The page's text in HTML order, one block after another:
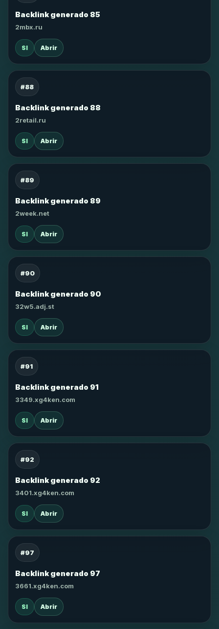
Backlink generado 85
2mbx.ru
SI Abrir
#88
Backlink generado 88
2retail.ru
SI Abrir
#89
Backlink generado 89
2week.net
SI Abrir
#90
Backlink generado 90
32w5.adj.st
SI Abrir
#91
Backlink generado 91
3349.xg4ken.com
SI Abrir
#92
Backlink generado 92
3401.xg4ken.com
SI Abrir
#97
Backlink generado 97
3661.xg4ken.com
SI Abrir